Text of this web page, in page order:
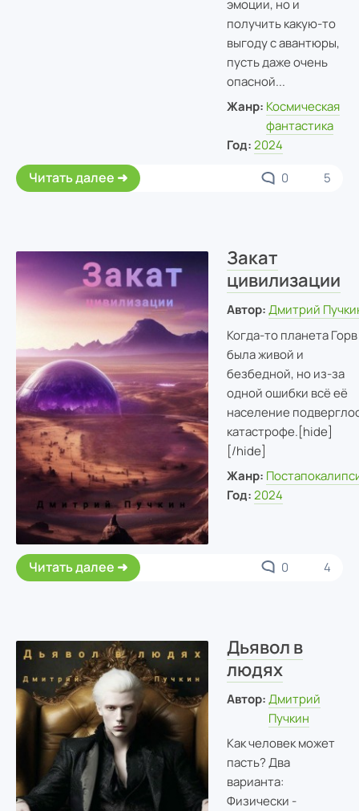
эмоции, но и
получить какую-то
выгоду с авантюры,
пусть даже очень
опасной...
Жанр: Космическая
фантастика
Год: 2024
Читать далее 0 5
Закат
цивилизации
Автор: Дмитрий
Когда-то планета Горв
была живой и
безбедной, но из-за
одной ошибки всё её
население
катастрофе.[hide]
[/hide]
Жанр:
Год: 2024
Читать далее 0 4
Дьявол в
людях
Автор: Дмитрий
Пучкин
Как человек может
пасть? Два
варианта:
Физически -